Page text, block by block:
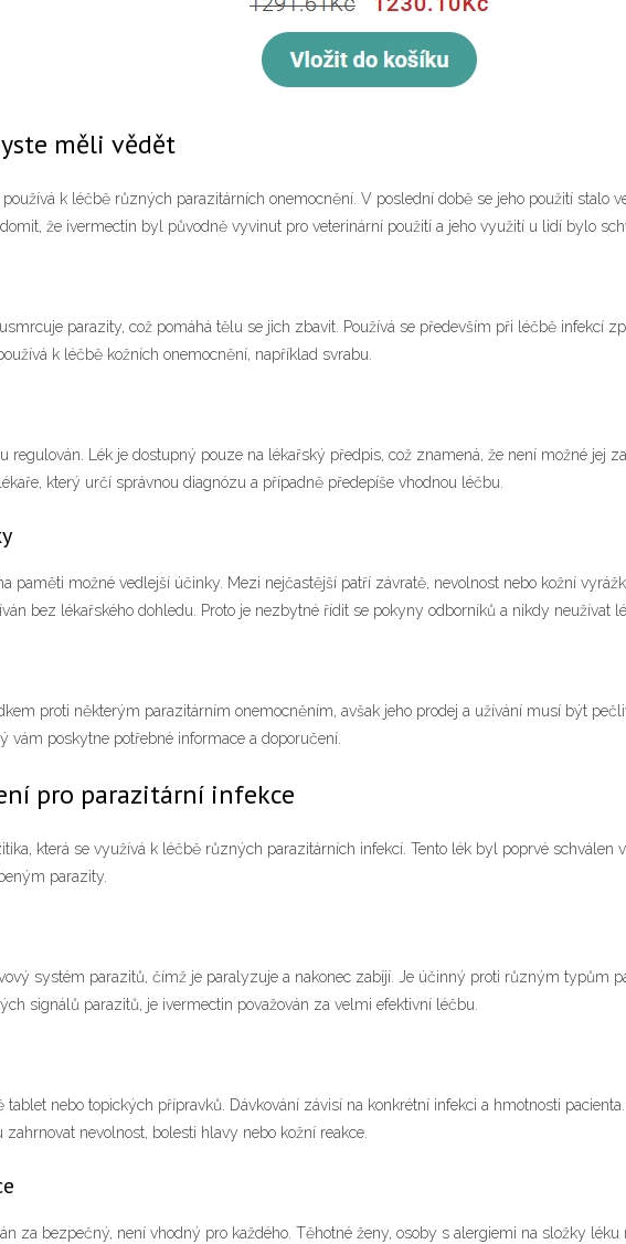
měli vědět
k léčbě různých parazitárních onemocnění. V poslední době se jeho použití stalo
že ivermectin byl původně vyvinut pro veterinární použití a jeho využití u lidí bylo
parazity, což pomáhá tělu se jich zbavit. Používá se především při léčbě infekcí
k léčbě kožních onemocnění, například svrabu.
regulován. Lék je dostupný pouze na lékařský předpis, což znamená, že není možné jej
který určí správnou diagnózu a případně předepíše vhodnou léčbu.
paměti možné vedlejší účinky. Mezi nejčastější patří závratě, nevolnost nebo kožní
bez lékařského dohledu. Proto je nezbytné řídit se pokyny odborníků a nikdy neužívat
proti některým parazitárním onemocněním, avšak jeho prodej a užívání musí být
vám poskytne potřebné informace a doporučení.
pro parazitární infekce
která se využívá k léčbě různých parazitárních infekcí. Tento lék byl poprvé
parazity.
systém parazitů, čímž je paralyzuje a nakonec zabíjí. Je účinný proti různým typům
signálů parazitů, je ivermectin považován za velmi efektivní léčbu.
tablet nebo topických přípravků. Dávkování závisí na konkrétní infekci a hmotnosti
nevolnost, bolesti hlavy nebo kožní reakce.
za bezpečný, není vhodný pro každého. Těhotné ženy, osoby s alergiemi na složky